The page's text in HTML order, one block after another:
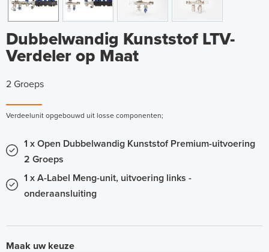
Dubbelwandig Kunststof LTV-
Verdeler op Maat
2 Groeps
Verdeelunit opgebouwd uit losse componenten;
1 x Open Dubbelwandig Kunststof Premium-uitvoering
2 Groeps
1 x A-Label Meng-unit, uitvoering links -
onderaansluiting
Maak uw keuze